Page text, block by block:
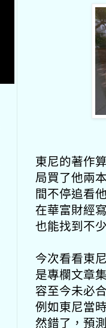
東尼的著作
局買了他兩
間不停追看
在華富財經
也能找到不
今次看看東
是專欄文章
容至今未必
例如東尼當
然錯了，預